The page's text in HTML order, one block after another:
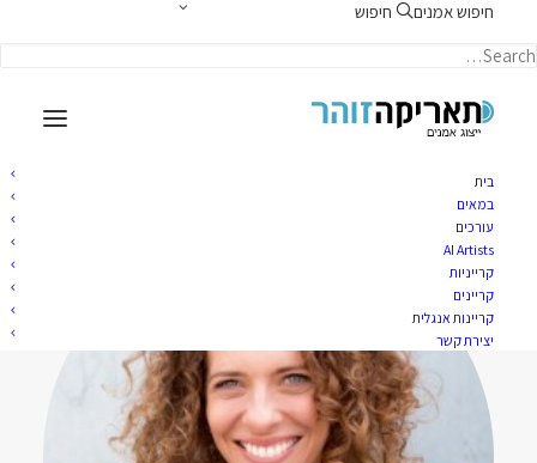
חיפוש אמנים חיפוש
בית
במאים
עורכים
AI Artists
קרייניות
קריינים
קריינות אנגלית
יצירת קשר